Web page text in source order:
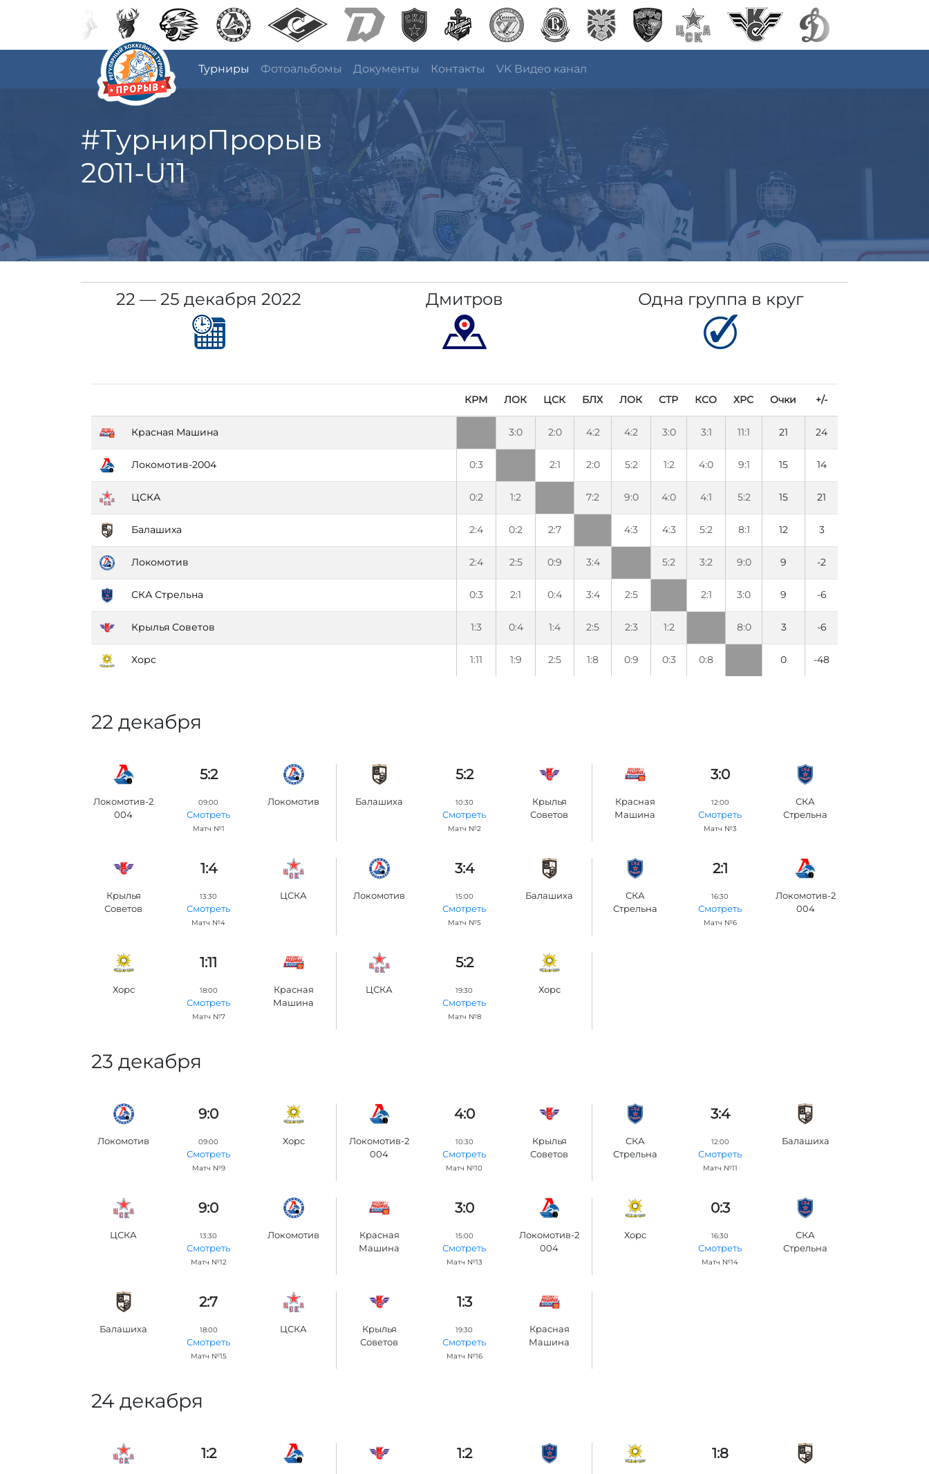
Турниры Фотоальбомы Документы Контакты VK Видео канал
#ТурнирПрорыв
2011-U11
22 — 25 декабря 2022 Дмитров Одна группа в круг
КРМ ЛОК ЦСК БЛХ ЛОК СТР КСО ХРС Очки +/-
Красная Машина 3:0 2:0 4:2 4:2 3:0 3:1 11:1 21 24
Локомотив-2004 0:3 2:1 2:0 5:2 1:2 4:0 9:1 15 14
ЦСКА 0:2 1:2 7:2 9:0 4:0 4:1 5:2 15 21
Балашиха 2:4 0:2 2:7 4:3 4:3 5:2 8:1 12 3
Локомотив 2:4 2:5 0:9 3:4 5:2 3:2 9:0 9 -2
СКА Стрельна 0:3 2:1 0:4 3:4 2:5 2:1 3:0 9 -6
Крылья Советов 1:3 0:4 1:4 2:5 2:3 1:2 8:0 3 -6
Хорс 1:11 1:9 2:5 1:8 0:9 0:3 0:8 0 -48
22 декабря
5:2
Локомотив-2
004
09:00
Смотреть
Матч №1
Локомотив
5:2
Балашиха 10:30
Смотреть
Матч №2
Крылья
Советов
3:0
Красная
Машина
12:00
Смотреть
Матч №3
СКА
Стрельна
1:4
Крылья
Советов
13:30
Смотреть
Матч №4
ЦСКА
3:4
Локомотив 15:00
Смотреть
Матч №5
Балашиха
2:1
СКА
Стрельна
16:30
Смотреть
Матч №6
Локомотив-2
004
1:11
Хорс 18:00
Смотреть
Матч №7
Красная
Машина
5:2
ЦСКА 19:30
Смотреть
Матч №8
Хорс
23 декабря
9:0
Локомотив 09:00
Смотреть
Матч №9
Хорс
4:0
Локомотив-2
004
10:30
Смотреть
Матч №10
Крылья
Советов
3:4
СКА
Стрельна
12:00
Смотреть
Матч №11
Балашиха
9:0
ЦСКА 13:30
Смотреть
Матч №12
Локомотив
3:0
Красная
Машина
15:00
Смотреть
Матч №13
Локомотив-2
004
0:3
Хорс 16:30
Смотреть
Матч №14
СКА
Стрельна
2:7
Балашиха 18:00
Смотреть
Матч №15
ЦСКА
1:3
Крылья
Советов
19:30
Смотреть
Матч №16
Красная
Машина
24 декабря
1:2 1:2 1:8